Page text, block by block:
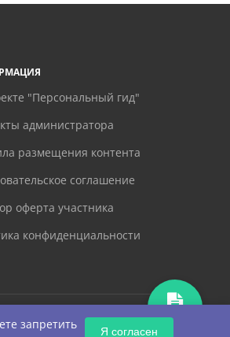
"Персональный гид"
администратора
размещения контента
соглашение
оферта участника
конфиденциальности
запретить
Я согласен
ЗАПРОС